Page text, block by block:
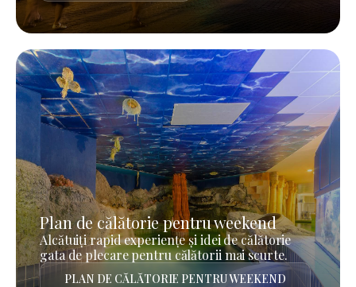
Plan de călătorie pentru weekend
Alcătuiți rapid experiențe și idei de călătorie
gata de plecare pentru călătorii mai scurte.
PLAN DE CĂLĂTORIE PENTRU WEEKEND